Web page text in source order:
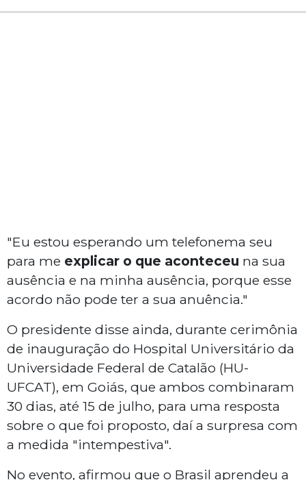
"Eu estou esperando um telefonema seu
para me explicar o que aconteceu na sua
ausência e na minha ausência, porque esse
acordo não pode ter a sua anuência."
O presidente disse ainda, durante cerimônia
de inauguração do Hospital Universitário da
Universidade Federal de Catalão (HU-
UFCAT), em Goiás, que ambos combinaram
30 dias, até 15 de julho, para uma resposta
sobre o que foi proposto, daí a surpresa com
a medida "intempestiva".
No evento, afirmou que o Brasil aprendeu a